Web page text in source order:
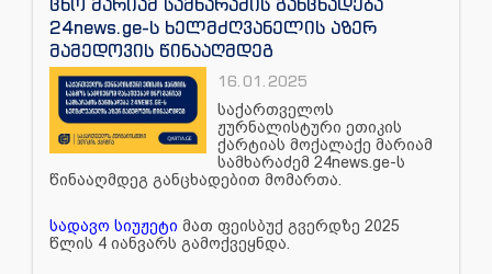
24news.ge-ს ხელმძღვანელის აზერ
მამედოვის წინააღმდეგ
16.01.2025
საქართველოს
ჟურნალისტური ეთიკის
ქარტიას მოქალაქე მარიამ
სამხარაძემ 24news.ge-ს
წინააღმდეგ განცხადებით მომართა.
სადავო სიუჟეტი მათ ფეისბუქ გვერდზე 2025
წლის 4 იანვარს გამოქვეყნდა.